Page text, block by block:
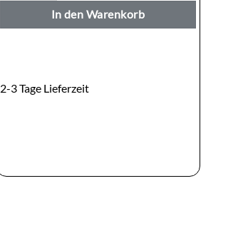
In den Warenkorb
2-3 Tage Lieferzeit